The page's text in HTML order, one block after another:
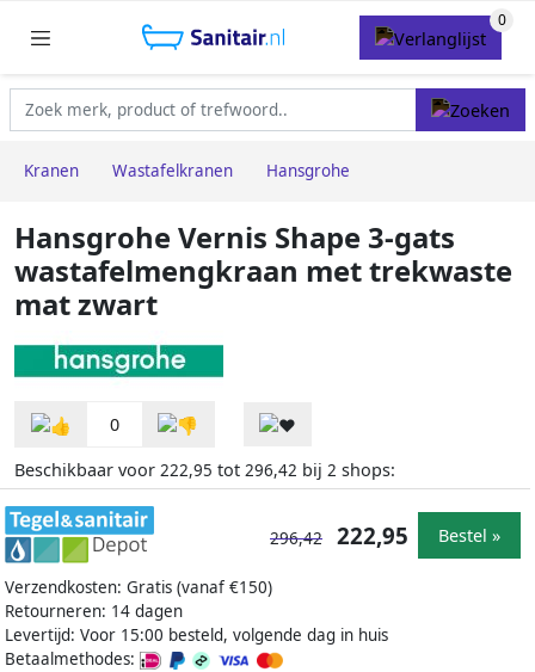
Kranen Wastafelkranen Hansgrohe
Hansgrohe Vernis Shape 3-gats
wastafelmengkraan met trekwaste
mat zwart
0
Beschikbaar voor 222,95 tot 296,42 bij 2 shops:
Verzendkosten: Gratis (vanaf €150)
Retourneren: 14 dagen
Levertijd: Voor 15:00 besteld, volgende dag in huis
Betaalmethodes:
296,42 222,95 Bestel »